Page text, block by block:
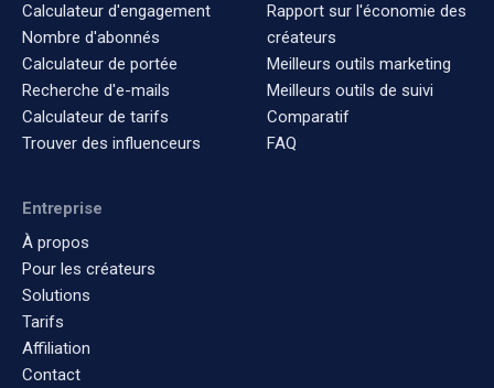
Calculateur d'engagement
Nombre d'abonnés
Calculateur de portée
Recherche d'e-mails
Calculateur de tarifs
Trouver des influenceurs
Rapport sur l'économie des
créateurs
Meilleurs outils marketing
Meilleurs outils de suivi
Comparatif
FAQ
Entreprise
À propos
Pour les créateurs
Solutions
Tarifs
Affiliation
Contact